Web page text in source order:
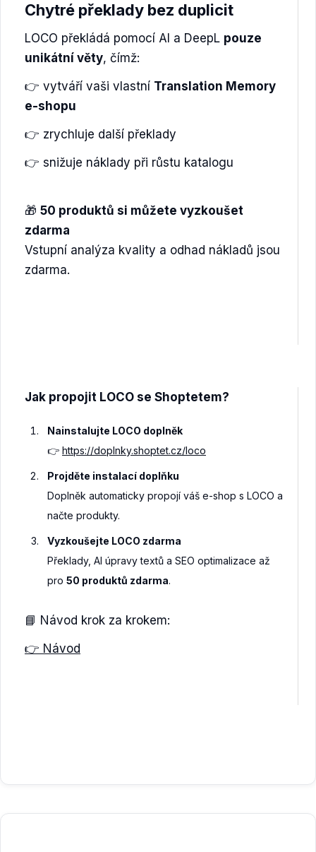
Chytré překlady bez duplicit
LOCO překládá pomocí AI a DeepL pouze
unikátní věty, čímž:
👉 vytváří vaši vlastní Translation Memory
e-shopu
👉 zrychluje další překlady
👉 snižuje náklady při růstu katalogu
🎁 50 produktů si můžete vyzkoušet
zdarma
Vstupní analýza kvality a odhad nákladů jsou
zdarma.
Jak propojit LOCO se Shoptetem?
Nainstalujte LOCO doplněk
👉 https://doplnky.shoptet.cz/loco
Projděte instalací doplňku
Doplněk automaticky propojí váš e-shop s LOCO a
načte produkty.
Vyzkoušejte LOCO zdarma
Překlady, AI úpravy textů a SEO optimalizace až
pro 50 produktů zdarma.
📘 Návod krok za krokem:
👉 Návod